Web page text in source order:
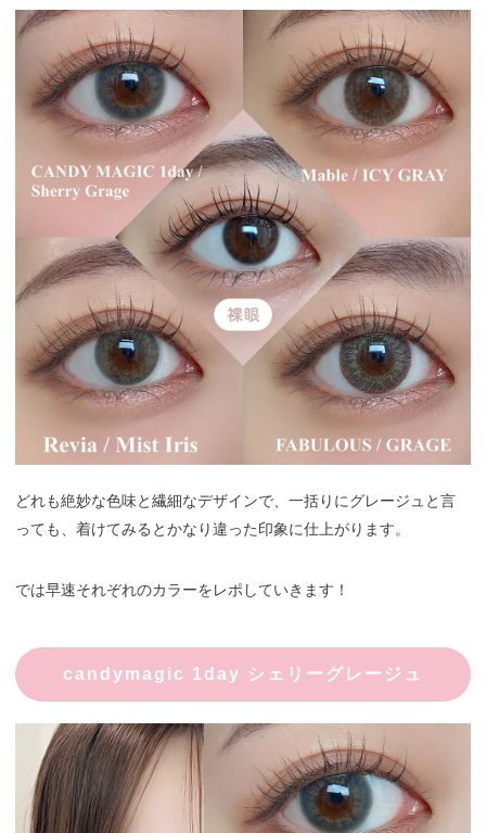
どれも絶妙な色味と繊細なデザインで、一括りにグレージュと言
っても、着けてみるとかなり違った印象に仕上がります。
では早速それぞれのカラーをレポしていきます！
candymagic 1day シェリーグレージュ